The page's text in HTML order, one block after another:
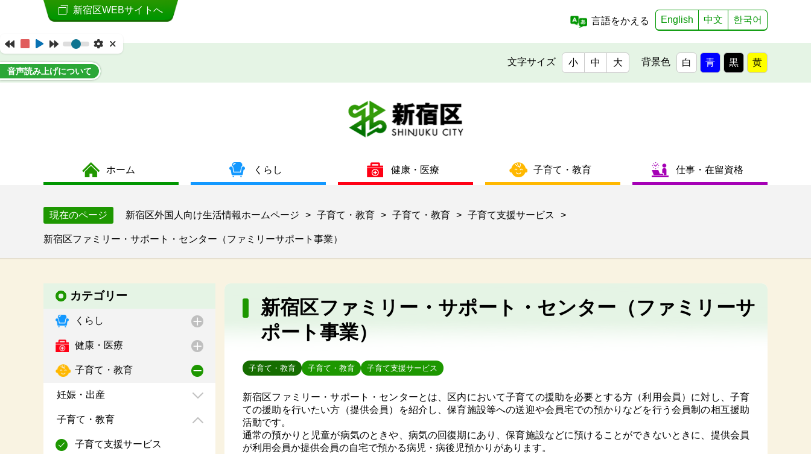
音声読み上げについて
新宿区WEBサイトへ
言語をかえる
English 中文 한국어
文字サイズ 小 中 大 背景色 白 青 黒 黄
ホーム くらし 健康・医療 子育て・教育 仕事・在留資格
現在のページ 新宿区外国人向け生活情報ホームページ > 子育て・教育 > 子育て・教育 > 子育て支援サービス >
新宿区ファミリー・サポート・センター（ファミリーサポート事業）
カテゴリー
くらし
健康・医療
子育て・教育
妊娠・出産
子育て・教育
子育て支援サービス
新宿区ファミリー・サポート・センター（ファミリーサ
ポート事業）
子育て・教育 子育て・教育 子育て支援サービス
新宿区ファミリー・サポート・センターとは、区内において子育ての援助を必要とする方（利用会員）に対し、子育
ての援助を行いたい方（提供会員）を紹介し、保育施設等への送迎や会員宅での預かりなどを行う会員制の相互援助
活動です。
通常の預かりと児童が病気のときや、病気の回復期にあり、保育施設などに預けることができないときに、提供会員
が利用会員か提供会員の自宅で預かる病児・病後児預かりがあります。